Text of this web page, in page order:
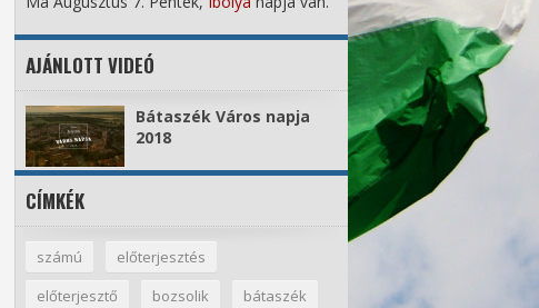
AJÁNLOTT VIDEÓ
Bátaszék Város napja
2018
CÍMKÉK
számú
előterjesztés
előterjesztő
bozsolik
bátaszék